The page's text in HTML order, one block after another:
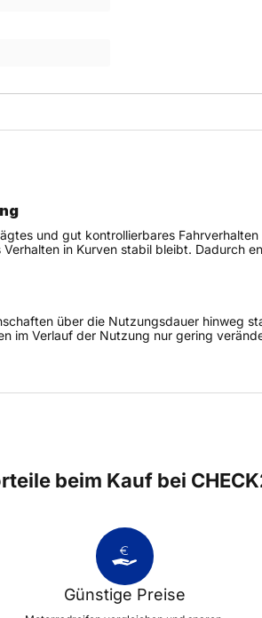
und gut kontrollierbares
in Kurven stabil bleibt. Dadurch
über die Nutzungsdauer hinweg
im Verlauf der Nutzung nur gering
beim Kauf bei
Günstige Preise